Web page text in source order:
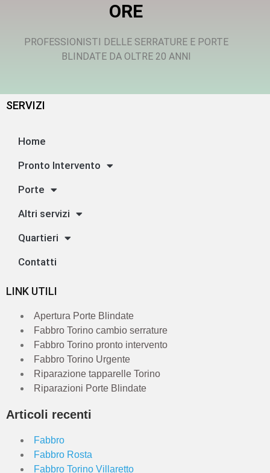
ORE
PROFESSIONISTI DELLE SERRATURE E PORTE
BLINDATE DA OLTRE 20 ANNI
SERVIZI
Home
Pronto Intervento
Porte
Altri servizi
Quartieri
Contatti
LINK UTILI
Apertura Porte Blindate
Fabbro Torino cambio serrature
Fabbro Torino pronto intervento
Fabbro Torino Urgente
Riparazione tapparelle Torino
Riparazioni Porte Blindate
Articoli recenti
Fabbro
Fabbro Rosta
Fabbro Torino Villaretto